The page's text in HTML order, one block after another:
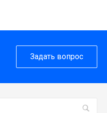
Задать вопрос